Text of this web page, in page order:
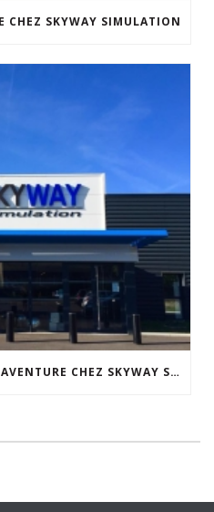
CHEZ SKYWAY SIMULATION
VENEZ VIVRE UNE FOLLE AVENTURE CHEZ SKYWAY SIMULATION.